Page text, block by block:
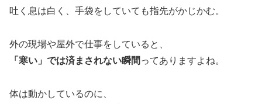
吐く息は白く、手袋をしていても指先がかじかむ。
外の現場や屋外で仕事をしていると、
「寒い」では済まされない瞬間 ってありますよね。
体は動かしているのに、